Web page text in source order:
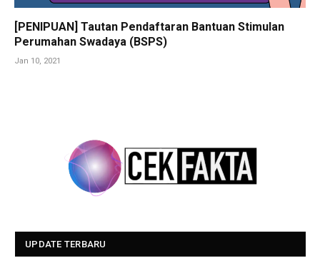
[PENIPUAN] Tautan Pendaftaran Bantuan Stimulan
Perumahan Swadaya (BSPS)
Jan 10, 2021
UPDATE TERBARU